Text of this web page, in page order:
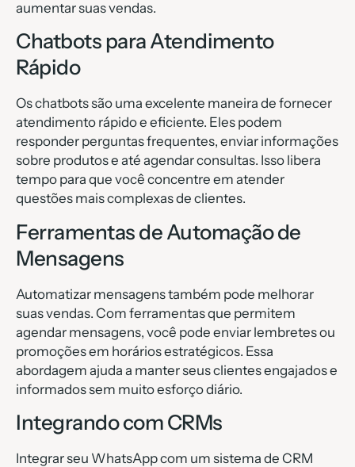
aumentar suas vendas.
Chatbots para Atendimento
Rápido
Os chatbots são uma excelente maneira de fornecer
atendimento rápido e eficiente. Eles podem
responder perguntas frequentes, enviar informações
sobre produtos e até agendar consultas. Isso libera
tempo para que você concentre em atender
questões mais complexas de clientes.
Ferramentas de Automação de
Mensagens
Automatizar mensagens também pode melhorar
suas vendas. Com ferramentas que permitem
agendar mensagens, você pode enviar lembretes ou
promoções em horários estratégicos. Essa
abordagem ajuda a manter seus clientes engajados e
informados sem muito esforço diário.
Integrando com CRMs
Integrar seu WhatsApp com um sistema de CRM